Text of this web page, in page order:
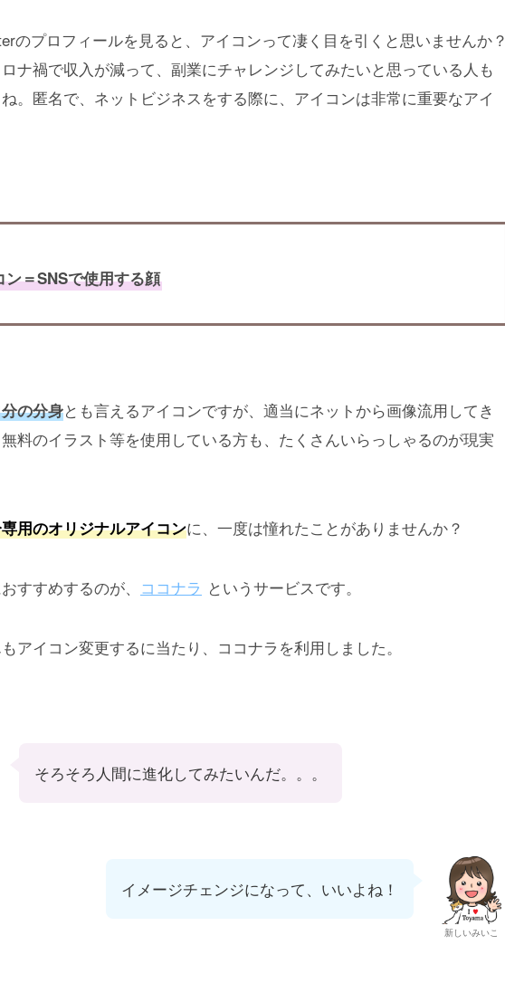
のプロフィールを見ると、アイコンって凄く目を引くと思いませんか？
ナ禍で収入が減って、副業にチャレンジしてみたいと思っている人も
。匿名で、ネットビジネスをする際に、アイコンは非常に重要なアイ
ン＝SNSで使用する顔
の分身とも言えるアイコンですが、適当にネットから画像流用してき
料のイラスト等を使用している方も、たくさんいらっしゃるのが現実
用のオリジナルアイコンに、一度は憧れたことがありませんか？
すすめするのが、 ココナラ というサービスです。
アイコン変更するに当たり、ココナラを利用しました。
そろそろ人間に進化してみたいんだ。。。
新しいみいこ
イメージチェンジになって、いいよね！